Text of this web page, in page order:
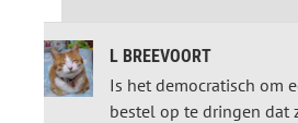
L BREEVOORT
Is het democratisch om
bestel op te dringen dat